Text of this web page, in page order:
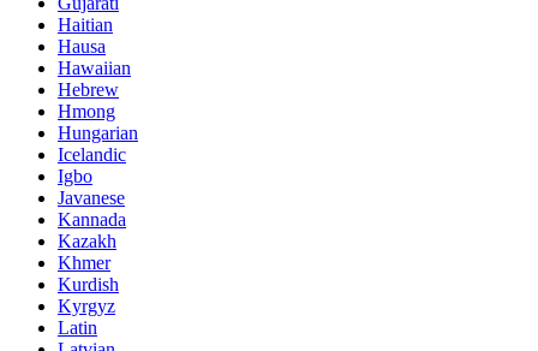
Haitian
Hausa
Hawaiian
Hebrew
Hmong
Hungarian
Icelandic
Igbo
Javanese
Kannada
Kazakh
Khmer
Kurdish
Kyrgyz
Latin